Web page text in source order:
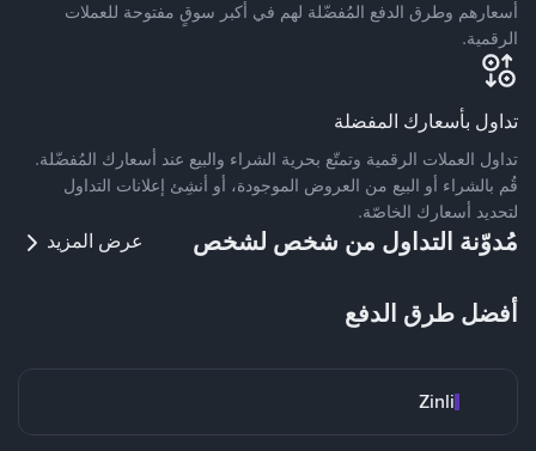
أسعارهم وطرق الدفع المُفضّلة لهم في أكبر سوقٍ مفتوحة للعملات
الرقمية.
تداول بأسعارك المفضلة
تداول العملات الرقمية وتمتّع بحرية الشراء والبيع عند أسعارك المُفضّلة.
قُم بالشراء أو البيع من العروض الموجودة، أو أنشِئ إعلانات التداول
لتحديد أسعارك الخاصّة.
مُدوّنة التداول من شخص لشخص عرض المزيد
أفضل طرق الدفع
Zinli